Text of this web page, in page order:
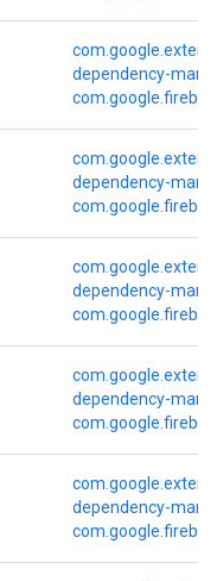
dependency-
dependency-
dependency-
dependency-
dependency-